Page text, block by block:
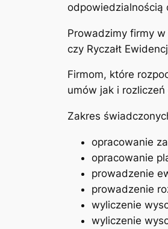
odpowiedzialnością
Prowadzimy firmy
czy Ryczałt
Firmom, które
umów jak i
Zakres
opracowanie
opracowanie
prowadzenie
prowadzenie
wyliczenie
wyliczenie